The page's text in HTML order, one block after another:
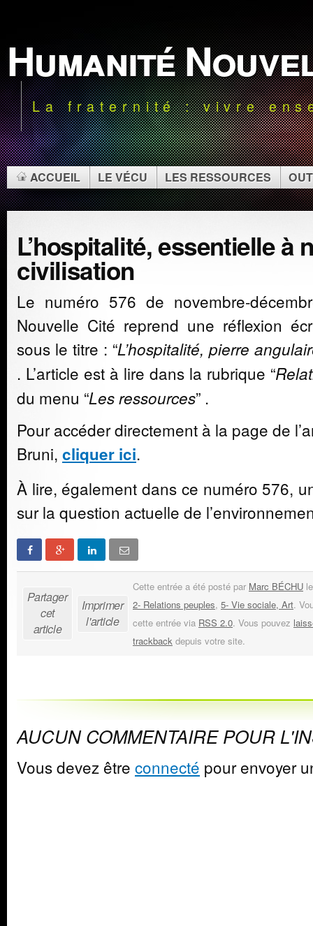
Humanité
La fraternité : vivre
ACCUEIL LE VÉCU LES RESSOURCES
L’hospitalité, essentielle à
civilisation
Le numéro 576 de novembre-
Nouvelle Cité reprend une réflexion
sous le titre : “L’hospitalité, pierre
. L’article est à lire dans la rubrique “
du menu “Les ressources” .
Pour accéder directement à la page de
Bruni, cliquer ici.
À lire, également dans ce numéro 576,
sur la question actuelle de
Partager
cet
article
Imprimer
l'article
Cette entrée a été posté par Marc BÉCHU
2- Relations peuples, 5- Vie sociale, Art.
cette entrée via RSS 2.0. Vous pouvez
trackback depuis votre site.
AUCUN COMMENTAIRE POUR
Vous devez être connecté pour envoyer